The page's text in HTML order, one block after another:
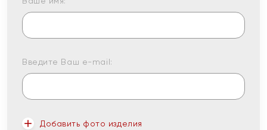
Введите Ваш e-mail:
Добавить фото изделия